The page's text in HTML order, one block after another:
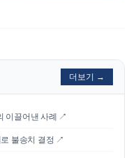
더보기 →
이끌어낸 사례 ↗
불송치 결정 ↗